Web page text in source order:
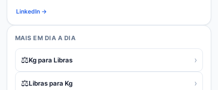
LinkedIn →
MAIS EM DIA A DIA
⚖️Kg para Libras ›
⚖️Libras para Kg ›